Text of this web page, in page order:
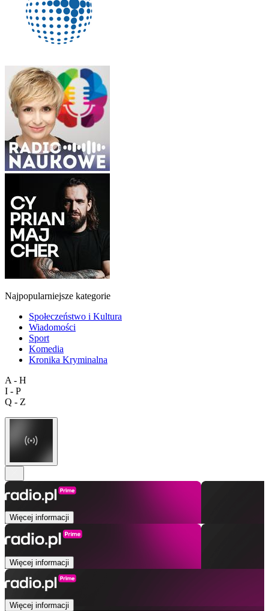
Najpopularniejsze kategorie
Społeczeństwo i Kultura
Wiadomości
Sport
Komedia
Kronika Kryminalna
A - H
I - P
Q - Z
Więcej informacji
Więcej informacji
Więcej informacji